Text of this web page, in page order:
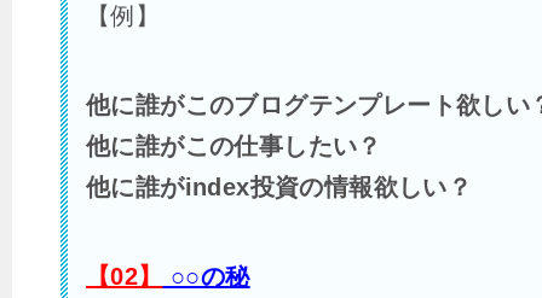
【例】
他に誰がこのブログテンプレート欲しい
他に誰がこの仕事したい？
他に誰がindex投資の情報欲しい？
【02】
○○の秘